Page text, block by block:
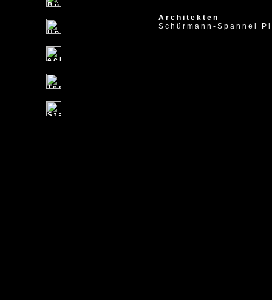
Architekten
Schürmann-Spannel